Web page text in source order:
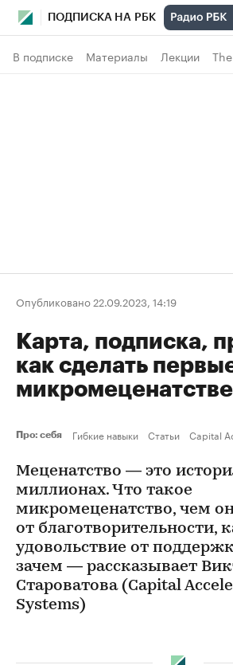
ПОДПИСКА НА РБК
В подписке Материалы Лекции
Опубликовано 22.09.2023, 14:19
Карта, подписка,
как сделать
микромеценатстве
Про: себя Гибкие навыки Статьи Capital
Меценатство — это
миллионах. Что такое
микромеценатство, чем
от благотворительности,
удовольствие от
зачем — рассказывает
Староватова (Capital
Systems)